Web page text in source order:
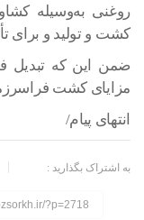
روغنی به‌وسیله
کشت و تولید و برای
ضمن این که تبدیل
مزایای کشت
انتهای پیام/
به اشتراک بگذارید :
?p=2718